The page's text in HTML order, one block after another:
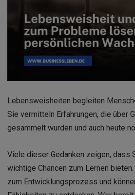
Lebensweisheiten begleiten
Sie vermitteln Erfahrungen, die über
gesammelt wurden und auch heute
Viele dieser Gedanken zeigen, dass
wichtige Chancen zum Lernen
zum Entwicklungsprozess und